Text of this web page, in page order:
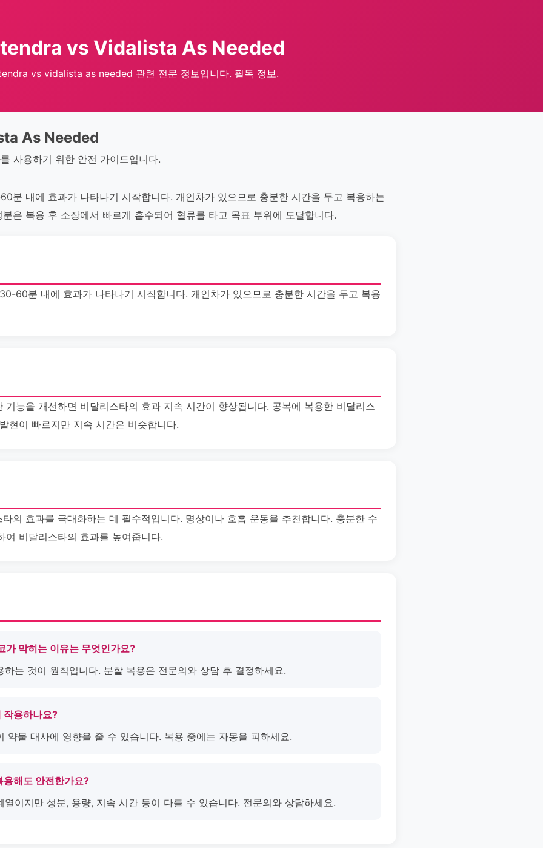
vs Vidalista As Needed
vs vidalista as needed 관련 전문 정보입니다. 필독 정보.
As Needed
사용하기 위한 안전 가이드입니다.
분 내에 효과가 나타나기 시작합니다. 개인차가 있으므로 충분한 시간을 두고 복용하는
은 복용 후 소장에서 빠르게 흡수되어 혈류를 타고 목표 부위에 도달합니다.
60분 내에 효과가 나타나기 시작합니다. 개인차가 있으므로 충분한 시간을 두고 복용
기능을 개선하면 비달리스타의 효과 지속 시간이 향상됩니다. 공복에 복용한 비달리스
현이 빠르지만 지속 시간은 비슷합니다.
의 효과를 극대화하는 데 필수적입니다. 명상이나 호흡 운동을 추천합니다. 충분한 수
여 비달리스타의 효과를 높여줍니다.
가 막히는 이유는 무엇인가요?
하는 것이 원칙입니다. 분할 복용은 전문의와 상담 후 결정하세요.
작용하나요?
약물 대사에 영향을 줄 수 있습니다. 복용 중에는 자몽을 피하세요.
용해도 안전한가요?
열이지만 성분, 용량, 지속 시간 등이 다를 수 있습니다. 전문의와 상담하세요.